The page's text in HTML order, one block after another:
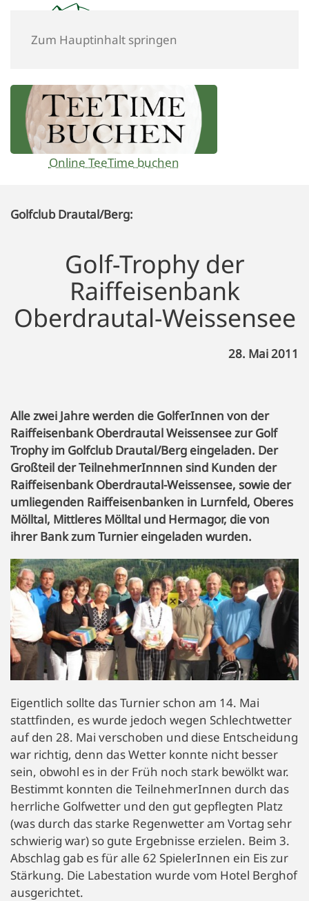
Zum Hauptinhalt springen
Online TeeTime buchen
Golfclub Drautal/Berg:
Golf-Trophy der
Raiffeisenbank
Oberdrautal-Weissensee
28. Mai 2011
Alle zwei Jahre werden die GolferInnen von der
Raiffeisenbank Oberdrautal Weissensee zur Golf
Trophy im Golfclub Drautal/Berg eingeladen. Der
Großteil der TeilnehmerInnnen sind Kunden der
Raiffeisenbank Oberdrautal-Weissensee, sowie der
umliegenden Raiffeisenbanken in Lurnfeld, Oberes
Mölltal, Mittleres Mölltal und Hermagor, die von
ihrer Bank zum Turnier eingeladen wurden.
Eigentlich sollte das Turnier schon am 14. Mai
stattfinden, es wurde jedoch wegen Schlechtwetter
auf den 28. Mai verschoben und diese Entscheidung
war richtig, denn das Wetter konnte nicht besser
sein, obwohl es in der Früh noch stark bewölkt war.
Bestimmt konnten die TeilnehmerInnen durch das
herrliche Golfwetter und den gut gepflegten Platz
(was durch das starke Regenwetter am Vortag sehr
schwierig war) so gute Ergebnisse erzielen. Beim 3.
Abschlag gab es für alle 62 SpielerInnen ein Eis zur
Stärkung. Die Labestation wurde vom Hotel Berghof
ausgerichtet.